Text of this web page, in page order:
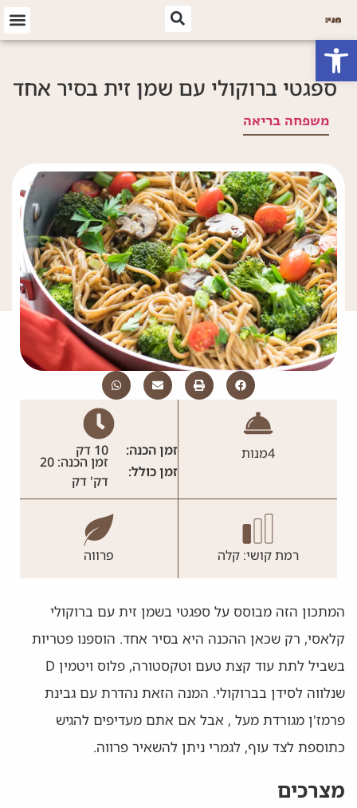
פתח סרגל נגישות
ספגטי ברוקולי עם שמן זית בסיר אחד
משפחה בריאה
4מנות זמן הכנה:
10 דק
זמן כולל:
זמן הכנה: 20
דק' דק
רמת קושי: קלה פרווה
המתכון הזה מבוסס על ספגטי בשמן זית עם ברוקולי
קלאסי, רק שכאן ההכנה היא בסיר אחד. הוספנו פטריות
בשביל לתת עוד קצת טעם וטקסטורה, פלוס ויטמין D
שנלווה לסידן בברוקולי. המנה הזאת נהדרת עם גבינת
פרמז'ן מגורדת מעל , אבל אם אתם מעדיפים להגיש
כתוספת לצד עוף, לגמרי ניתן להשאיר פרווה.
מצרכים